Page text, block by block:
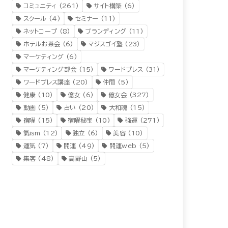
コミュニティ (261) サイト構築 (6)
スクール (4) セミナー (11)
ネットコープ (8) ブランディング (11)
ホテルお茶会 (6) マジスゴイ塾 (23)
マーケティング (6)
マーケティング部会 (15) ワードプレス (31)
ワードプレス講座(20) 仲間 (5)
健康 (10) 億女(6) 億女会 (327)
動画 (5) 占い (20) 大和魂 (15)
宿曜 (15) 宿曜秘宝 (10) 強運 (271)
氣ism (12) 独立 (6) 美容 (10)
運気 (7) 開運 (49) 開運web (5)
集客 (48) 高野山 (5)